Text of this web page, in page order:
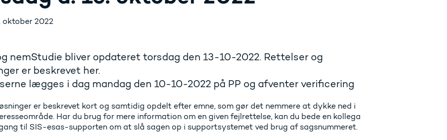
oktober 2022
nemStudie bliver opdateret torsdag den 13-10-2022. Rettelser og
er beskrevet her.
lægges i dag mandag den 10-10-2022 på PP og afventer verificering
er beskrevet kort og samtidig opdelt efter emne, som gør det nemmere at dykke ned i
Har du brug for mere information om en given fejlrettelse, kan du bede en kollega
til SIS-esas-supporten om at slå sagen op i supportsystemet ved brug af sagsnummeret.